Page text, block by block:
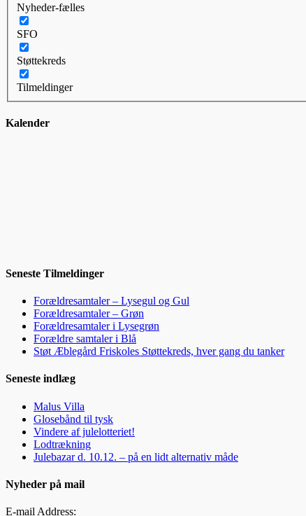
Nyheder-fælles
SFO
Støttekreds
Tilmeldinger
Kalender
Seneste Tilmeldinger
Forældresamtaler – Lysegul og Gul
Forældresamtaler – Grøn
Forældresamtaler i Lysegrøn
Forældre samtaler i Blå
Støt Æblegård Friskoles Støttekreds, hver gang du tanker
Seneste indlæg
Malus Villa
Glosebånd til tysk
Vindere af julelotteriet!
Lodtrækning
Julebazar d. 10.12. – på en lidt alternativ måde
Nyheder på mail
E-mail Address: